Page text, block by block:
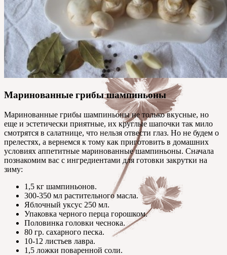
Маринованные грибы шампиньоны
Маринованные грибы шампиньоны не только вкусные, но
еще и эстетически приятные, их круглые шапочки так мило
смотрятся в салатнице, что нельзя отвести глаз. Но не будем о
прелестях, а вернемся к тому как приготовить в домашних
условиях аппетитные маринованные шампиньоны. Сначала
познакомим вас с ингредиентами для готовки закрутки на
зиму:
1,5 кг шампиньонов.
300-350 мл растительного масла.
Яблочный уксус 250 мл.
Упаковка черного перца горошком.
Половинка головки чеснока.
80 гр. сахарного песка.
10-12 листьев лавра.
1,5 ложки поваренной соли.